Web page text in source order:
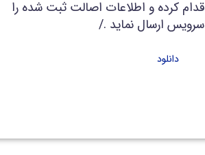
کرده و اطلاعات اصالت ثبت شده را
ارسال نماید ./
دانلود